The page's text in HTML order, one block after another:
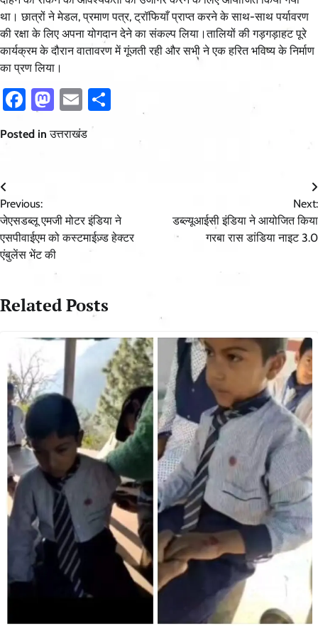
था। छात्रों ने मेडल, प्रमाण पत्र, ट्रॉफियाँ प्राप्त करने के साथ-साथ पर्यावरण
की रक्षा के लिए अपना योगदान देने का संकल्प लिया।तालियों की गड़गड़ाहट पूरे
कार्यक्रम के दौरान वातावरण में गूंजती रही और सभी ने एक हरित भविष्य के निर्माण
का प्रण लिया।
Facebook
Mastodon
Email
Posted inउत्तराखंड
Post
navigation
Previous:
जेएसडब्लू एमजी मोटर इंडिया ने
एसपीवाईएम को कस्टमाईज़्ड हेक्टर
एंबुलेंस भेंट की
Next:
डब्ल्यूआईसी इंडिया ने आयोजित किया
गरबा रास डांडिया नाइट 3.0
Related Posts